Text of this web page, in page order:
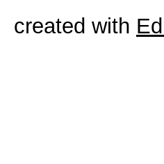
created with